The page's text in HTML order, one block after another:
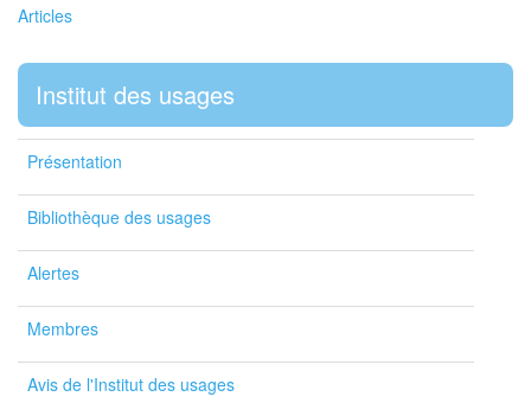
Articles
Institut des usages
Présentation
Bibliothèque des usages
Alertes
Membres
Avis de l'Institut des usages